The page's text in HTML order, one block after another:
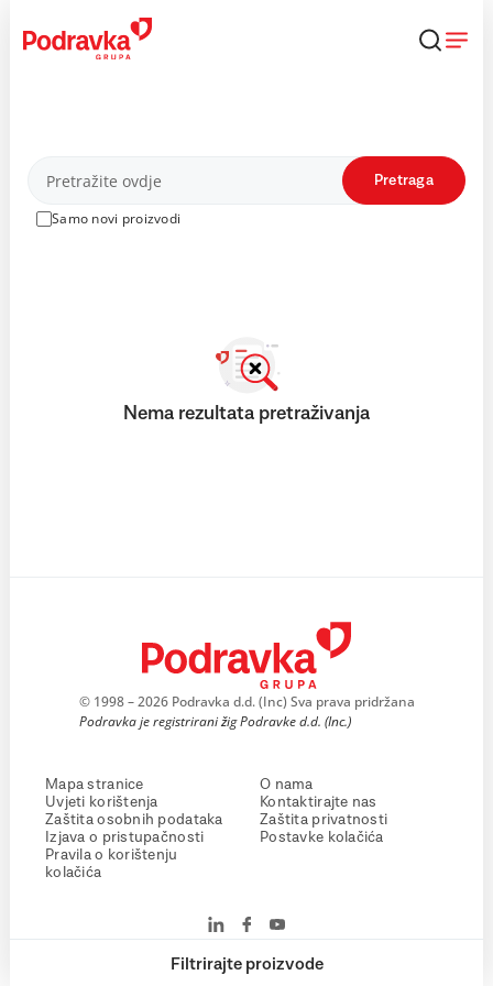
content
Proizvodi
Samo novi proizvodi
Pretraga
Filtrirajte proizvode
Nema rezultata pretraživanja
© 1998 – 2026 Podravka d.d. (Inc) Sva prava pridržana
Podravka je registrirani žig Podravke d.d. (Inc.)
Mapa stranice
Uvjeti korištenja
Zaštita osobnih podataka
Izjava o pristupačnosti
Pravila o korištenju
kolačića
O nama
Kontaktirajte nas
Zaštita privatnosti
Postavke kolačića